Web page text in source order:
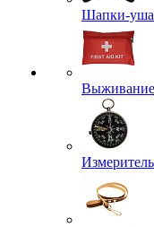
Шапки-
Выживание